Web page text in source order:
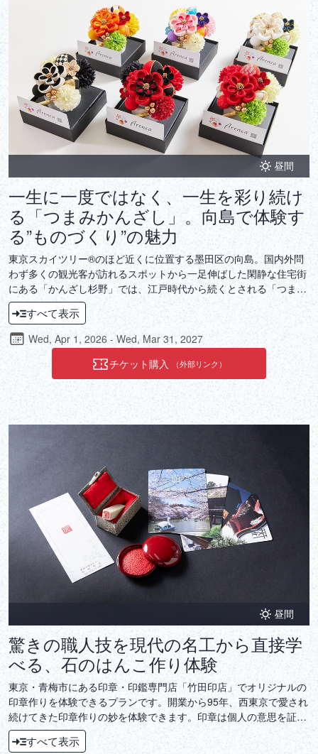
昼間
一生に一度ではなく、一生を彩り続け
る「つまみかんざし」。向島で体験す
る”ものづくり”の魅力
東京スカイツリー®のほど近くに位置する墨田区の向島。国内外問
わず多くの観光客が訪れるスポットから一足伸ばした閑静な住宅街
にある「かんざし杉野」では、江戸時代から続くとされる「つまみ
かんざし」作りを体験できます。かんざし杉野のオリジナルブラン
ドである「Arenca（アレンカ）」に自身で作った「つまみかんざ
し」を加えれば、世界で一つだけの作品が完成。かんざしとしてハ
レの日に使うだけでなく、Arencaとオリジナルフォトフレームも一
緒に持ち帰ることができるため、インテリアとして日常を彩り続け
てくれます。
すべて表示
Wed, Apr 1, 2026 - Wed, Mar 31, 2027
チケット購入
（外部リンク）
昼間
驚きの職人技を現代の名工から直接学
べる、石のはんこ作り体験
東京・青梅市にある印章・印鑑専門店「竹田印店」でオリジナルの
印章作りを体験できるプランです。開業から95年、西東京で愛され
続けてきた印章作りの妙を体験できます。印章は個人の意思を証明
する道具であるだけでなく、大切な人へ気持ちを伝える役割を担う
ものでもあります。時間を忘れて作り上げた印章は、世界でたった
すべて表示